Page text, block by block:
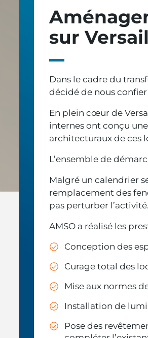
sur
Dans le cadre du
décidé de nous
En plein cœur de
internes ont conçu
architecturaux de ces
L’ensemble de
Malgré un calendrier
remplacement des
pas perturber l’activité.
AMSO a réalisé les
Conception des
Curage total des
Mise aux normes
Installation de
Pose des